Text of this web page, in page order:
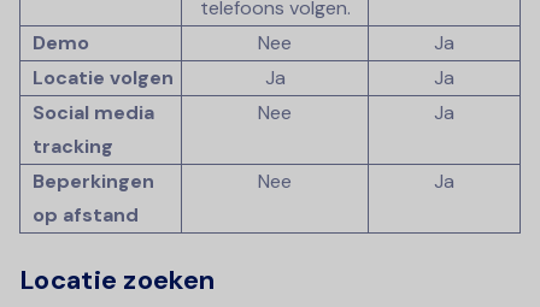
telefoons volgen.
Demo Nee
Ja
Locatie volgen
Ja
Ja
Social media
tracking
Nee Ja
Beperkingen
op afstand
Nee Ja
Locatie zoeken